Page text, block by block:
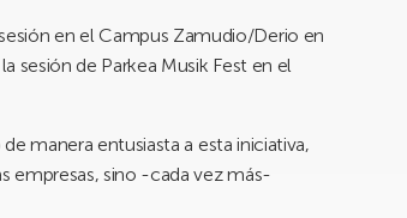
en el Campus Zamudio/Derio en
sesión de Parkea Musik Fest en el
manera entusiasta a esta iniciativa,
empresas, sino -cada vez más-